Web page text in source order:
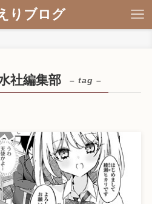
りブログ
社編集部 – tag –